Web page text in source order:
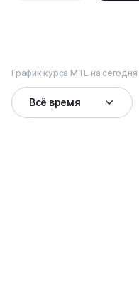
График курса MTL на сегодня